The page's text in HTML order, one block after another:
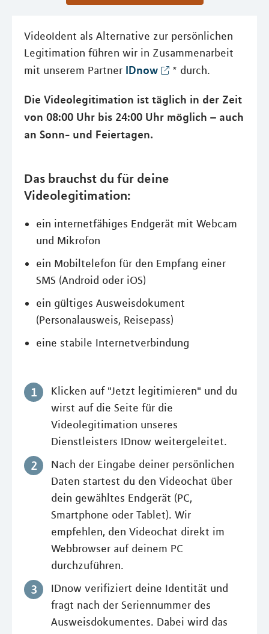
VideoIdent als Alternative zur persönlichen
Legitimation führen wir in Zusammenarbeit
mit unserem Partner IDnow * durch.
Die Videolegitimation ist täglich in der Zeit
von 08:00 Uhr bis 24:00 Uhr möglich – auch
an Sonn- und Feiertagen.
Das brauchst du für deine
Videolegitimation:
ein internetfähiges Endgerät mit Webcam
und Mikrofon
ein Mobiltelefon für den Empfang einer
SMS (Android oder iOS)
ein gültiges Ausweisdokument
(Personalausweis, Reisepass)
eine stabile Internetverbindung
Klicken auf "Jetzt legitimieren" und du
wirst auf die Seite für die
Videolegitimation unseres
Dienstleisters IDnow weitergeleitet.
Nach der Eingabe deiner persönlichen
Daten startest du den Videochat über
dein gewähltes Endgerät (PC,
Smartphone oder Tablet). Wir
empfehlen, den Videochat direkt im
Webbrowser auf deinem PC
durchzuführen.
IDnow verifiziert deine Identität und
fragt nach der Seriennummer des
Ausweisdokumentes. Dabei wird das